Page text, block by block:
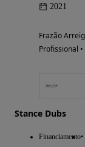
2021
Frazão
Profissional
Stance Dubs
Financiamento